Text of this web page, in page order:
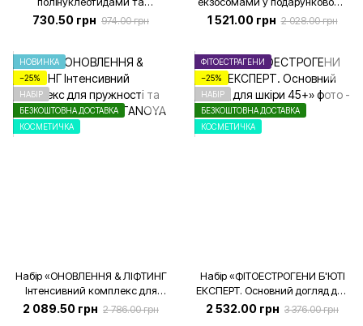
кашеміром, 3 продукти +
коробка
730.50 грн 974.00 грн
еко-пакуванні – Тонік, бустер,
флюїд під очі
1 521.00 грн 2 028.00 грн
НОВИНКА
−25%
НАБІР
БЕЗКОШТОВНА ДОСТАВКА
КОСМЕТИЧКА
Набір «ОНОВЛЕННЯ & ЛІФТИНГ
Інтенсивний комплекс для
пружності та сяйва шкіри»
2 089.50 грн 2 786.00 грн
ФІТОЕСТРАГЕНИ
−25%
НАБІР
БЕЗКОШТОВНА ДОСТАВКА
КОСМЕТИЧКА
Набір «ФІТОЕСТРОГЕНИ Б'ЮТІ
ЕКСПЕРТ. Основний догляд для
шкіри 45+»
2 532.00 грн 3 376.00 грн